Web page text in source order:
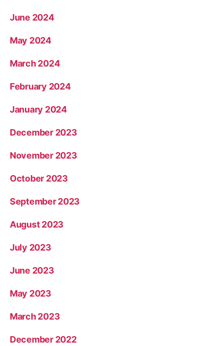
June 2024
May 2024
March 2024
February 2024
January 2024
December 2023
November 2023
October 2023
September 2023
August 2023
July 2023
June 2023
May 2023
March 2023
December 2022